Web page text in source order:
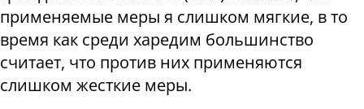
применяемые меры я слишком мягкие, в то
время как среди харедим большинство
считает, что против них применяются
слишком жесткие меры.